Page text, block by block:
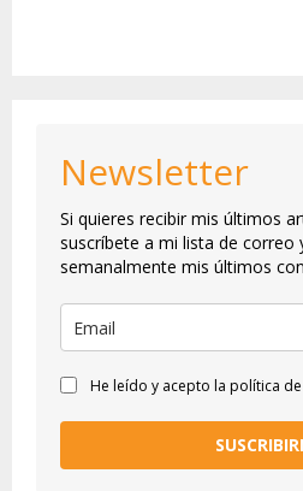
Newsletter
Si quieres recibir mis últimos
suscríbete a mi lista de correo
semanalmente mis últimos
He leído y acepto la política